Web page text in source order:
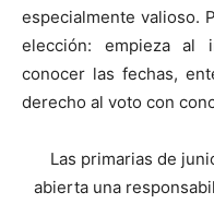
especialmente valioso.
elección: empieza al
conocer las fechas,
derecho al voto con
Las primarias de
abierta una